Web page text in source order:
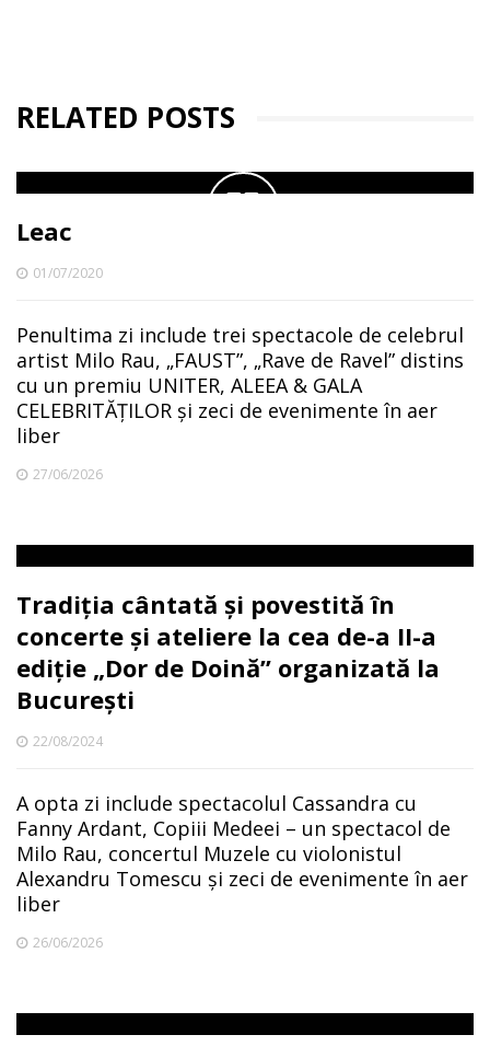
RELATED POSTS
Leac
01/07/2020
Penultima zi include trei spectacole de celebrul
artist Milo Rau, „FAUST”, „Rave de Ravel” distins
cu un premiu UNITER, ALEEA & GALA
CELEBRITĂȚILOR și zeci de evenimente în aer
liber
27/06/2026
Tradiția cântată și povestită în
concerte și ateliere la cea de-a II-a
ediție „Dor de Doină” organizată la
București
22/08/2024
A opta zi include spectacolul Cassandra cu
Fanny Ardant, Copiii Medeei – un spectacol de
Milo Rau, concertul Muzele cu violonistul
Alexandru Tomescu și zeci de evenimente în aer
liber
26/06/2026